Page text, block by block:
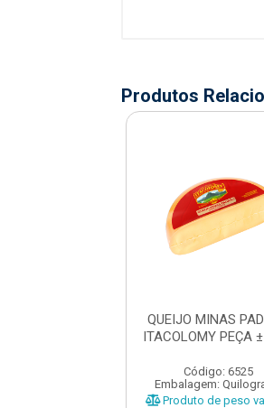
Produtos
QUEIJO MINAS
ITACOLOMY PEÇA
Código: 6525
Embalagem:
Produto de peso